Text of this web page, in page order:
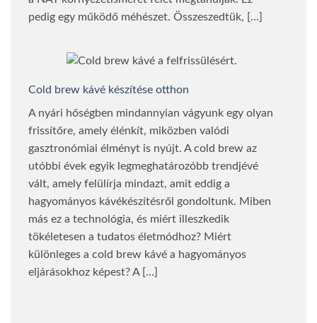
pedig egy működő méhészet. Összeszedtük, […]
Cold brew kávé készítése otthon
A nyári hőségben mindannyian vágyunk egy olyan
frissítőre, amely élénkít, miközben valódi
gasztronómiai élményt is nyújt. A cold brew az
utóbbi évek egyik legmeghatározóbb trendjévé
vált, amely felülírja mindazt, amit eddig a
hagyományos kávékészítésről gondoltunk. Miben
más ez a technológia, és miért illeszkedik
tökéletesen a tudatos életmódhoz? Miért
különleges a cold brew kávé a hagyományos
eljárásokhoz képest? A […]